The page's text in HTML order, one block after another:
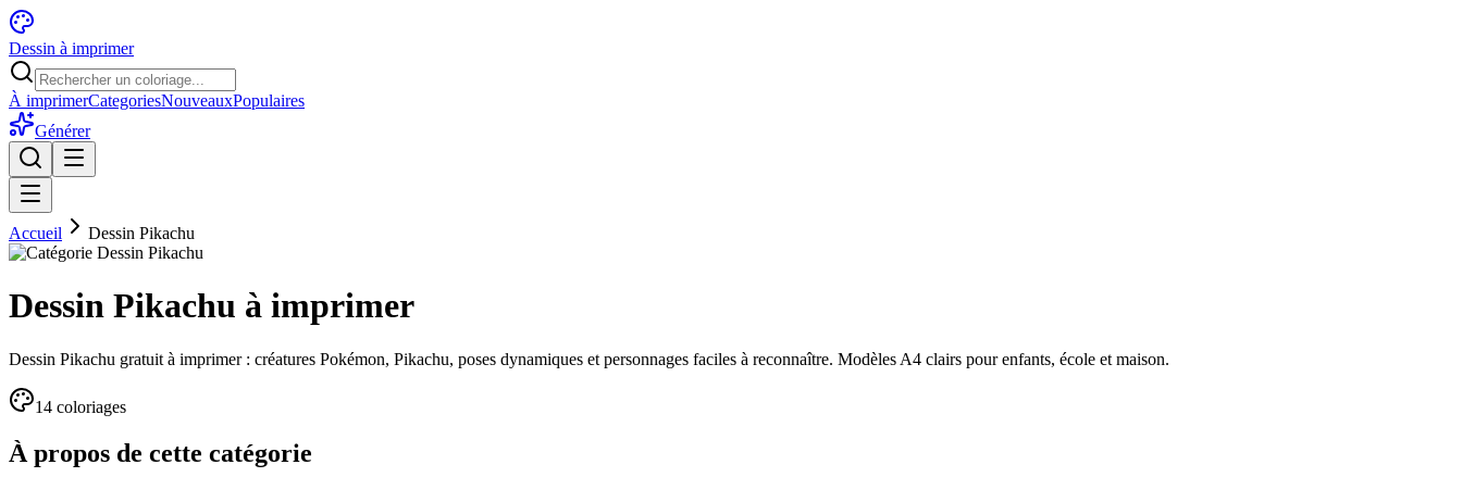
Dessin à imprimer
À imprimerCategoriesNouveauxPopulaires
Générer
Accueil Dessin Pikachu
Dessin Pikachu à imprimer
Dessin Pikachu gratuit à imprimer : créatures Pokémon, Pikachu, poses dynamiques et personnages faciles à reconnaître. Modèles A4 clairs pour enfants, école et maison.
14 coloriages
À propos de cette catégorie